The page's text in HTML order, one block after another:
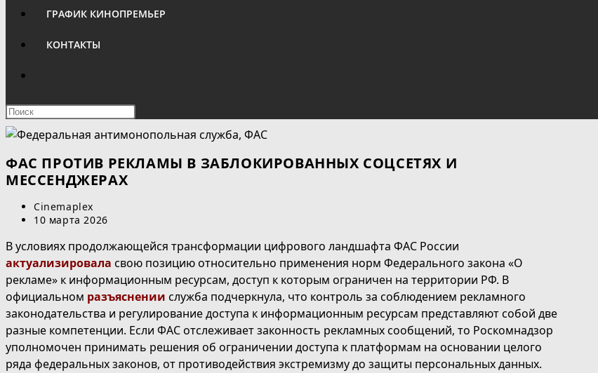
ГРАФИК КИНОПРЕМЬЕР
КОНТАКТЫ
ПОИСК
ПО
ВЕБ-
Нажмите
Escape,
чтобы
ФАС ПРОТИВ РЕКЛАМЫ В ЗАБЛОКИРОВАННЫХ СОЦСЕТЯХ И
МЕССЕНДЖЕРАХ
Автор
записи:
Cinemaplex
Запись
10 марта 2026
В условиях продолжающейся трансформации цифрового ландшафта ФАС России
актуализировала свою позицию относительно применения норм Федерального закона «О
рекламе» к информационным ресурсам, доступ к которым ограничен на территории РФ. В
официальном разъяснении служба подчеркнула, что контроль за соблюдением рекламного
законодательства и регулирование доступа к информационным ресурсам представляют собой две
разные компетенции. Если ФАС отслеживает законность рекламных сообщений, то Роскомнадзор
уполномочен принимать решения об ограничении доступа к платформам на основании целого
ряда федеральных законов, от противодействия экстремизму до защиты персональных данных.